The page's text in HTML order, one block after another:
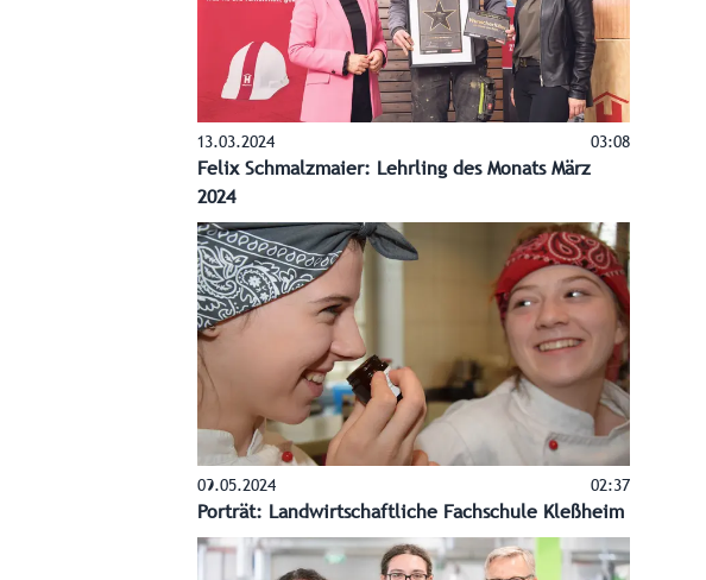
13.03.2024 03:08
Felix Schmalzmaier: Lehrling des Monats März
2024
09.05.2024 02:37
Porträt: Landwirtschaftliche Fachschule Kleßheim